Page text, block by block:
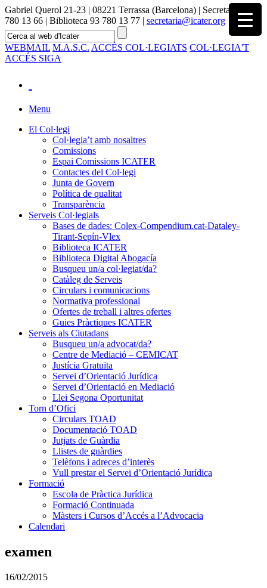
Gabriel Querol 21-23 | 08221 Terrassa (Barcelona) | Secretaria 93
780 13 66 | Biblioteca 93 780 13 77 | secretaria@icater.org
WEBMAIL M.A.S.C. ACCÉS COL·LEGIATS COL·LEGIA'T
ACCÉS SIGA
Menu
El Col·legi
Col·legia’t amb nosaltres
Comissions
Espai Comissions ICATER
Contactes del Col·legi
Junta de Govern
Política de qualitat
Transparència
Serveis Col·legials
Bases de dades: Colex-Compendium.cat-Dataley-
Tirant-Sepín-Vlex
Biblioteca ICATER
Biblioteca Digital Abogacía
Busqueu un/a col·legiat/da?
Catàleg de Serveis
Circulars i comunicacions
Normativa professional
Ofertes de treball i altres ofertes
Guies Pràctiques ICATER
Serveis als Ciutadans
Busqueu un/a advocat/da?
Centre de Mediació – CEMICAT
Justícia Gratuïta
Servei d’Orientació Jurídica
Servei d’Orientació en Mediació
Llei Segona Oportunitat
Torn d’Ofici
Circulars TOAD
Documentació TOAD
Jutjats de Guàrdia
Llistes de guàrdies
Telèfons i adreces d’interès
Vull prestar el Servei d’Orientació Jurídica
Formació
Escola de Pràctica Jurídica
Formació Continuada
Màsters i Cursos d’Accés a l’Advocacia
Calendari
examen
16/02/2015